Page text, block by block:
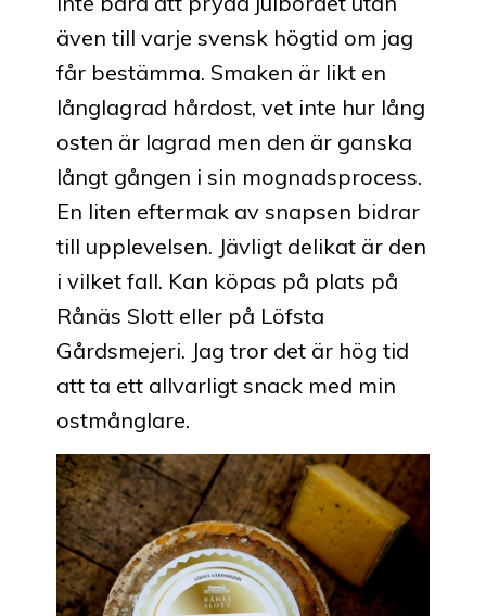
även till varje svensk högtid om jag
får bestämma. Smaken är likt en
långlagrad hårdost, vet inte hur lång
osten är lagrad men den är ganska
långt gången i sin mognadsprocess.
En liten eftermak av snapsen bidrar
till upplevelsen. Jävligt delikat är den
i vilket fall. Kan köpas på plats på
Rånäs Slott eller på Löfsta
Gårdsmejeri. Jag tror det är hög tid
att ta ett allvarligt snack med min
ostmånglare.